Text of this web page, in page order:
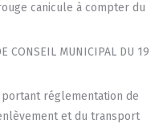
canicule à compter du
CONSEIL MUNICIPAL DU 19
réglementation de
et du transport